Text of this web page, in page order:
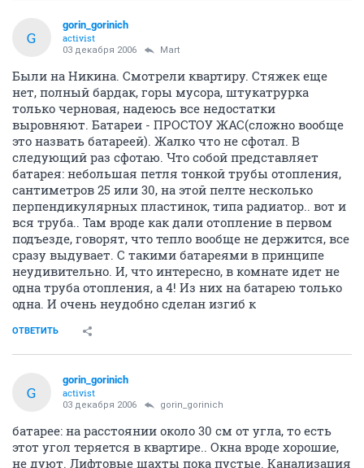
G
gorin_gorinich
activist
03 декабря 2006 Mart
Были на Никина. Смотрели квартиру. Стяжек еще
нет, полный бардак, горы мусора, штукатрурка
только черновая, надеюсь все недостатки
выровняют. Батареи - ПРОСТОУ ЖАС(сложно вообще
это назвать батареей). Жалко что не сфотал. В
следующий раз сфотаю. Что собой представляет
батарея: небольшая петля тонкой трубы отопления,
сантиметров 25 или 30, на этой пелте несколько
перпендикулярных пластинок, типа радиатор.. вот и
вся труба.. Там вроде как дали отопление в первом
подъезде, говорят, что тепло вообще не держится, все
сразу выдувает. С такими батареями в принципе
неудивительно. И, что интересно, в комнате идет не
одна труба отопления, а 4! Из них на батарею только
одна. И очень неудобно сделан изгиб к
ОТВЕТИТЬ
G
gorin_gorinich
activist
03 декабря 2006 gorin_gorinich
батарее: на расстоянии около 30 см от угла, то есть
этот угол теряется в квартире.. Окна вроде хорошие,
не дуют. Лифтовые шахты пока пустые. Канализация